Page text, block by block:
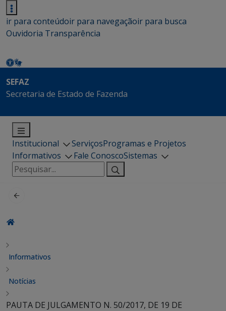
ir para conteúdoir para navegaçãoir para busca
Ouvidoria Transparência
SEFAZ
Secretaria de Estado de Fazenda
Institucional ServiçosProgramas e Projetos
Informativos
Fale ConoscoSistemas
Pesquisar
por:
Informativos
Notícias
PAUTA DE JULGAMENTO N. 50/2017, DE 19 DE